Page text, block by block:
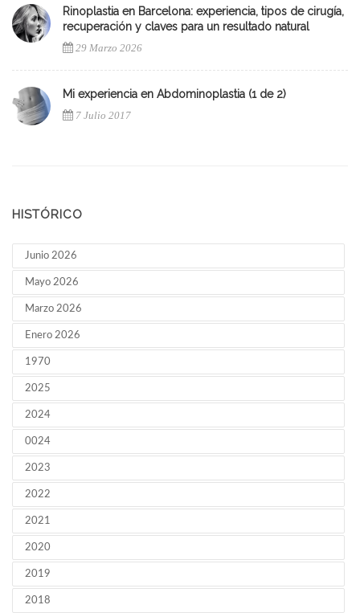
Rinoplastia en Barcelona: experiencia, tipos de cirugía,
recuperación y claves para un resultado natural
29 Marzo 2026
Mi experiencia en Abdominoplastia (1 de 2)
7 Julio 2017
HISTÓRICO
Junio 2026
Mayo 2026
Marzo 2026
Enero 2026
1970
2025
2024
0024
2023
2022
2021
2020
2019
2018